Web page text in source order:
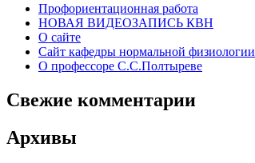
Профориентационная работа
НОВАЯ ВИДЕОЗАПИСЬ КВН
О сайте
Сайт кафедры нормальной физиологии
О профессоре С.С.Полтыреве
Свежие комментарии
Архивы